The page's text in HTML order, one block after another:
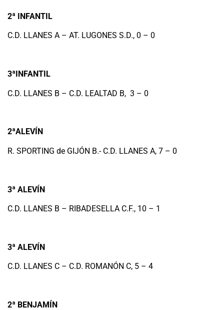
2ª INFANTIL
C.D. LLANES A – AT. LUGONES S.D., 0 – 0
3ªINFANTIL
C.D. LLANES B – C.D. LEALTAD B, 3 – 0
2ªALEVÍN
R. SPORTING de GIJÓN B.- C.D. LLANES A, 7 – 0
3ª ALEVÍN
C.D. LLANES B – RIBADESELLA C.F., 10 – 1
3ª ALEVÍN
C.D. LLANES C – C.D. ROMANÓN C, 5 – 4
2ª BENJAMÍN